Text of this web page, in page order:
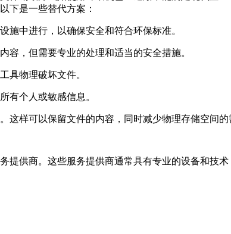
下是一些替代方案：
施中进行，以确保安全和符合环保标准。
容，但需要专业的处理和适当的安全措施。
具物理破坏文件。
有个人或敏感信息。
样可以保留文件的内容，同时减少物理存储空间的
供商。这些服务提供商通常具有专业的设备和技